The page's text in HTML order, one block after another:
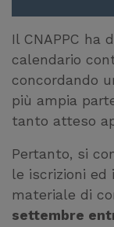
Il CNAPPC ha
calendario
concordando
più ampia
tanto atteso
Pertanto, si
le iscrizioni
materiale di
settembre